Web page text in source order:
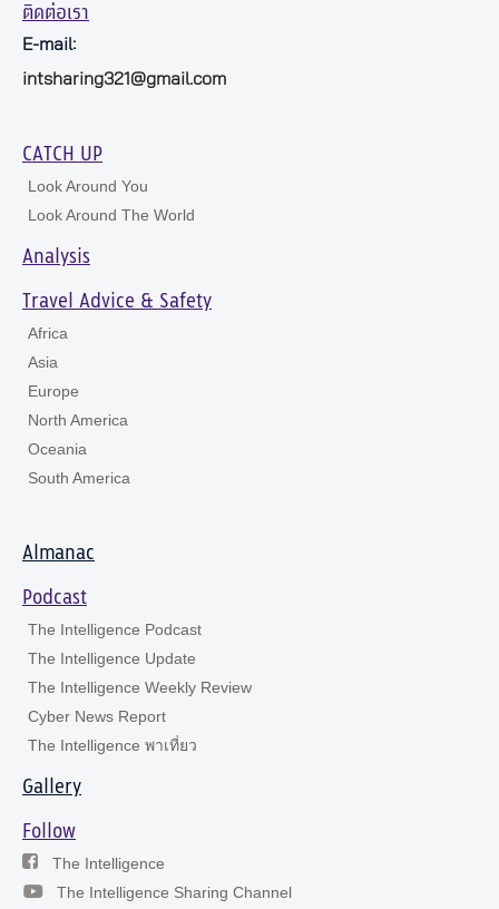
ติดต่อเรา
E-mail:
intsharing321@gmail.com
CATCH UP
Look Around You
Look Around The World
Analysis
Travel Advice & Safety
Africa
Asia
Europe
North America
Oceania
South America
Almanac
Podcast
The Intelligence Podcast
The Intelligence Update
The Intelligence Weekly Review
Cyber News Report
The Intelligence พาเที่ยว
Gallery
Follow
The Intelligence
The Intelligence Sharing Channel